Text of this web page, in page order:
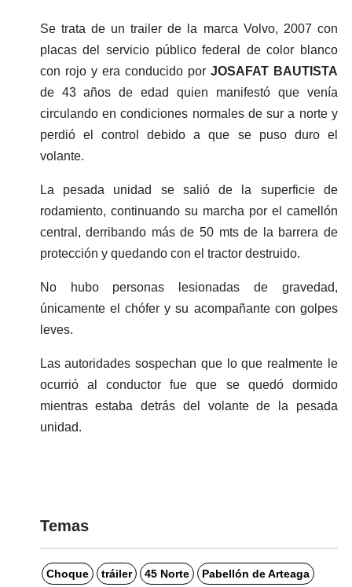
Se trata de un trailer de la marca Volvo, 2007 con
placas del servicio público federal de color blanco
con rojo y era conducido por JOSAFAT BAUTISTA
de 43 años de edad quien manifestó que venía
circulando en condiciones normales de sur a norte y
perdió el control debido a que se puso duro el
volante.
La pesada unidad se salió de la superficie de
rodamiento, continuando su marcha por el camellón
central, derribando más de 50 mts de la barrera de
protección y quedando con el tractor destruido.
No hubo personas lesionadas de gravedad,
únicamente el chófer y su acompañante con golpes
leves.
Las autoridades sospechan que lo que realmente le
ocurrió al conductor fue que se quedó dormido
mientras estaba detrás del volante de la pesada
unidad.
Temas
Choque tráiler 45 Norte Pabellón de Arteaga